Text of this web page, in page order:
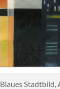
Blaues Stadtbild,